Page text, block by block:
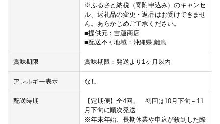
※ふるさと納税（寄附申込み）のキャンセ
ル、返礼品の変更・返品はお受けできませ
ん。あらかじめご了承ください。
■提供元：吉運商店
■配送不可地域：沖縄県,離島
賞味期限 賞味期限：発送より1ヶ月以内
アレルギー表示 なし
配送時期
【定期便】全4回。 初回は10月下旬～11
月下旬に順次発送
※年末年始、長期休業や申込が殺到した際